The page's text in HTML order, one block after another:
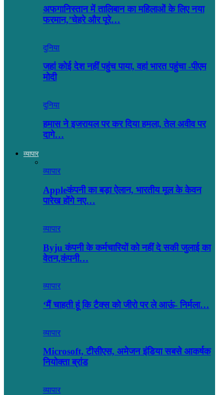
अफगानिस्तान में तालिबान का महिलाओं के लिए नया
फरमान,’चेहरे और पूरे…
दुनिया
जहां कोई देश नहीं पहुंच पाया, वहां भारत पहुंचा -पीएम
मोदी
दुनिया
हमास ने इजरायल पर कर दिया हमला, तेल अवीव पर
दागे…
व्यापार
व्यापार
Appleकंपनी का बड़ा ऐलान, भारतीय मूल के केवन
पारेख होंगे नए…
व्यापार
Byju कंपनी के कर्मचारियों को नहीं दे सकी जुलाई का
वेतन,कंपनी…
व्यापार
‘मैं चाहती हूं कि टैक्स को जीरो पर ले आऊं- निर्मला…
व्यापार
Microsoft, टीसीएस, अमेजन इंडिया सबसे आकर्षक
नियोक्ता ब्रांड
व्यापार